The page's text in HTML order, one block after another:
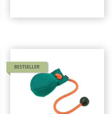
BESTSELLER